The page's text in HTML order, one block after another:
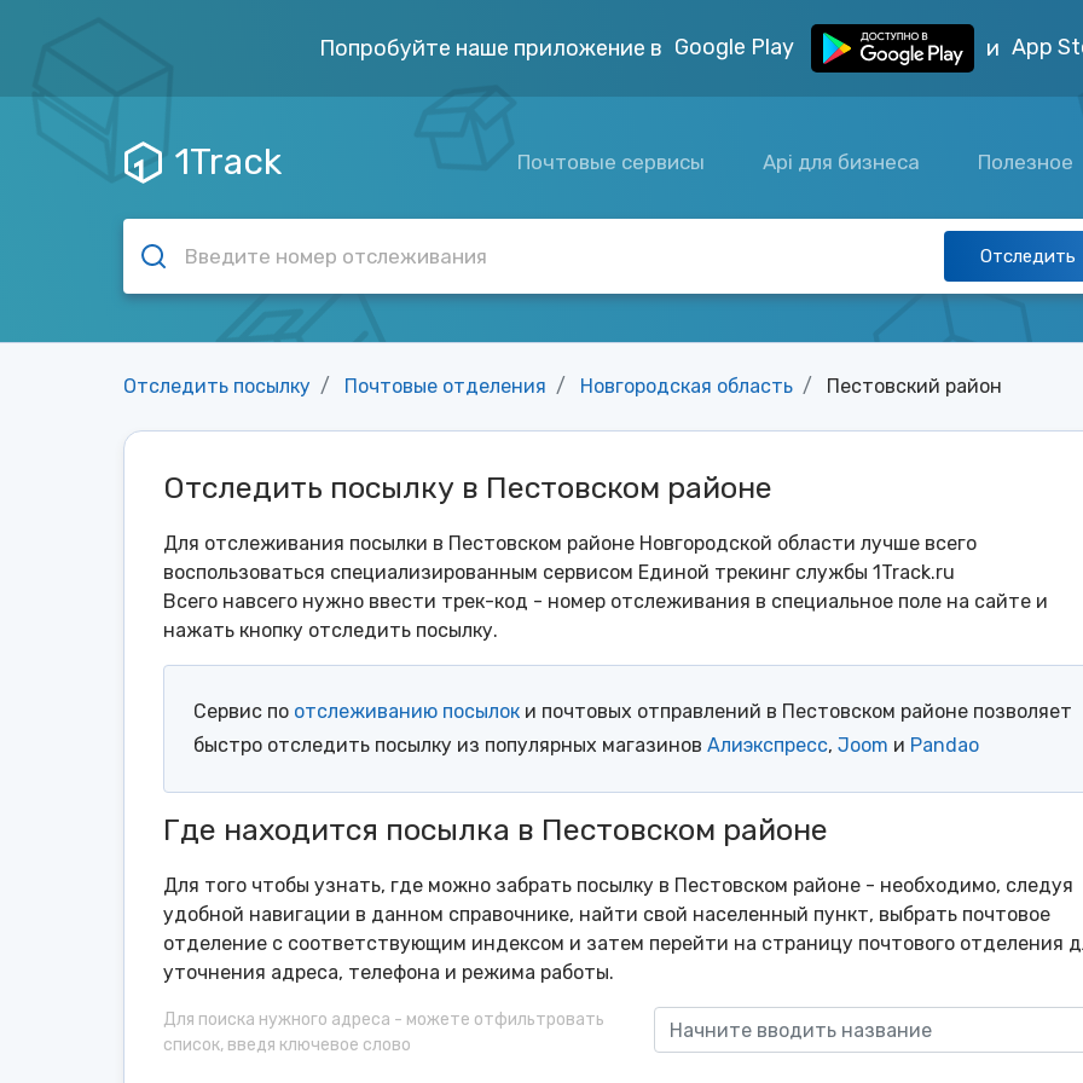
Попробуйте наше приложение в Google Play и App
1Track Почтовые сервисы Api для бизнеса Полезное
Отследить
Отследить посылку Почтовые отделения Новгородская область Пестовский район
Отследить посылку в Пестовском районе
Для отслеживания посылки в Пестовском районе Новгородской области лучше всего
воспользоваться специализированным сервисом Единой трекинг службы 1Track.ru
Всего навсего нужно ввести трек-код - номер отслеживания в специальное поле на сайте и
нажать кнопку отследить посылку.
Сервис по отслеживанию посылок и почтовых отправлений в Пестовском районе позволяет
быстро отследить посылку из популярных магазинов Алиэкспресс, Joom и Pandao
Где находится посылка в Пестовском районе
Для того чтобы узнать, где можно забрать посылку в Пестовском районе - необходимо, следуя
удобной навигации в данном справочнике, найти свой населенный пункт, выбрать почтовое
отделение с соответствующим индексом и затем перейти на страницу почтового отделения
уточнения адреса, телефона и режима работы.
Для поиска нужного адреса - можете отфильтровать
список, введя ключевое слово